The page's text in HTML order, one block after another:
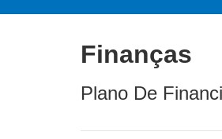
Finanças
Plano De